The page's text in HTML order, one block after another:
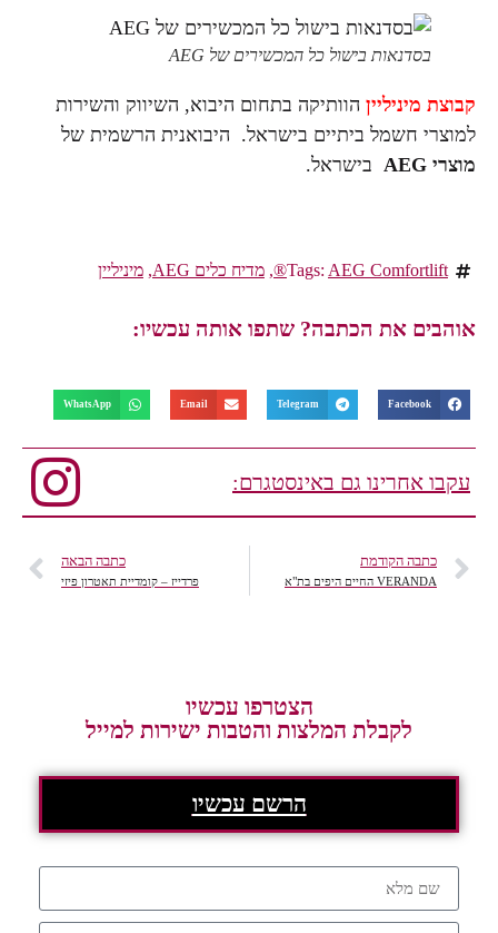
בסדנאות בישול כל המכשירים של AEG
קבוצת מינילייןהוותיקה בתחום היבוא, השיווק והשירות
למוצרי חשמל ביתיים בישראל. היבואנית הרשמית של
מוצריAEGבישראל.
Tags:AEG Comfortlift®
,מדיח כלים AEG ,מיניליין
אוהבים את הכתבה? שתפו אותה עכשיו:
Facebook
Telegram
Email
WhatsApp
עקבו אחרינו גם באינסטגרם:
כתבה הקודמת
VERANDA החיים היפים בת"א
כתבה הבאה
פרדייז – קומדיית תאטרון פיזי
הצטרפו עכשיו
לקבלת המלצות והטבות ישירות למייל
הרשם עכשיו